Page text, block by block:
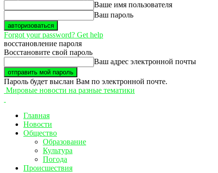
Ваше имя пользователя
Ваш пароль
Forgot your password? Get help
восстановление пароля
Восстановите свой пароль
Ваш адрес электронной почты
Пароль будет выслан Вам по электронной почте.
Мировые новости на разные тематики
Главная
Новости
Общество
Образование
Культура
Погода
Происшествия